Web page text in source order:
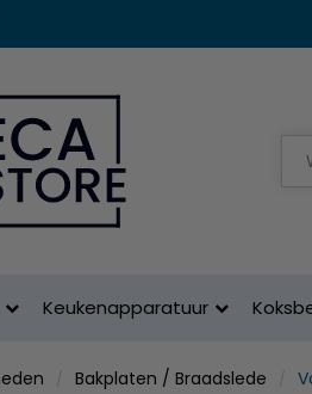
Keukenapparatuur
Bakplaten / Braadslede